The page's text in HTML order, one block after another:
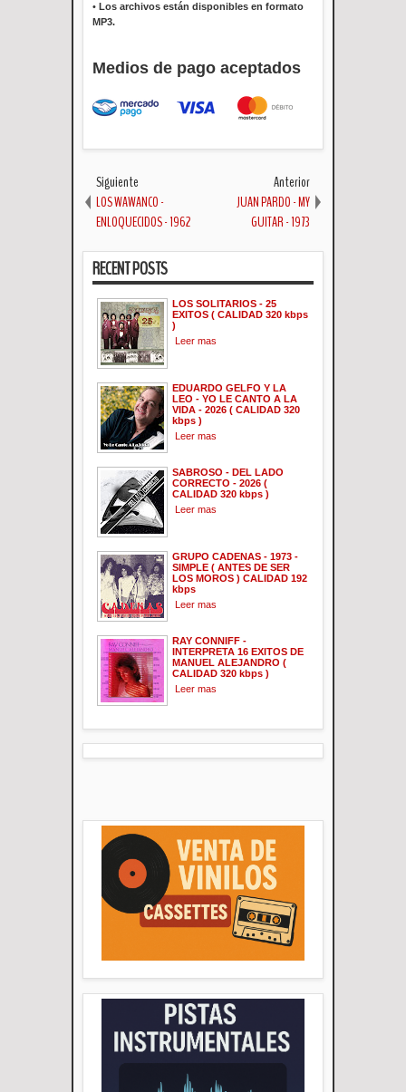
• Los archivos están disponibles en formato
MP3.
Medios de pago aceptados
Siguiente
LOS WAWANCO -
ENLOQUECIDOS - 1962
Anterior
JUAN PARDO - MY
GUITAR - 1973
RECENT POSTS
LOS SOLITARIOS - 25
EXITOS ( CALIDAD 320 kbps
)
Leer mas
EDUARDO GELFO Y LA
LEO - YO LE CANTO A LA
VIDA - 2026 ( CALIDAD 320
kbps )
Leer mas
SABROSO - DEL LADO
CORRECTO - 2026 (
CALIDAD 320 kbps )
Leer mas
GRUPO CADENAS - 1973 -
SIMPLE ( ANTES DE SER
LOS MOROS ) CALIDAD 192
kbps
Leer mas
RAY CONNIFF -
INTERPRETA 16 EXITOS DE
MANUEL ALEJANDRO (
CALIDAD 320 kbps )
Leer mas